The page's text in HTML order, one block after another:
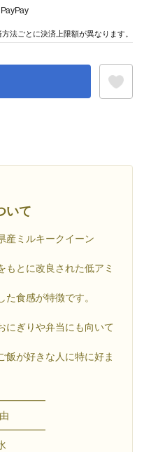
いて
産ミルキークイーン
もとに改良された低アミ
食感が特徴です。
にぎりや弁当にも向いて
飯が好きな人に特に好ま
PayPay
方法ごとに決済上限額が異なります。